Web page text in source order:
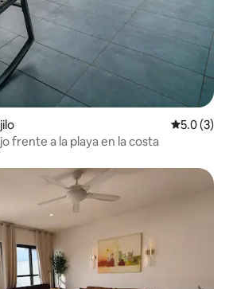
5.0 (3)
frente a la playa en la costa